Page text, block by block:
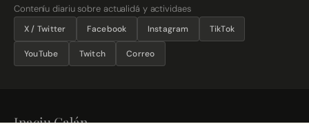
Conteníu diariu sobre actualidá y actividaes
X / Twitter Facebook Instagram TikTok
YouTube Twitch Correo